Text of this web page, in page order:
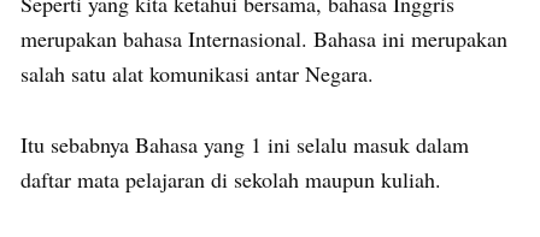
merupakan bahasa Internasional. Bahasa ini merupakan
salah satu alat komunikasi antar Negara.
Itu sebabnya Bahasa yang 1 ini selalu masuk dalam
daftar mata pelajaran di sekolah maupun kuliah.